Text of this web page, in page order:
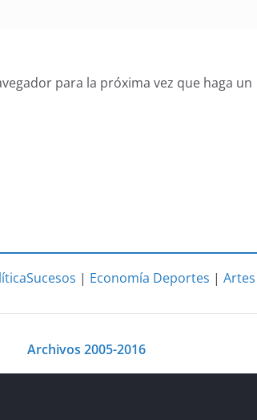
para la próxima vez que haga un
Sucesos | Economía Deportes | Artes
Archivos 2005-2016